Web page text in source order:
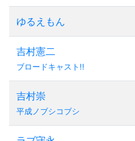
ゆるえもん
吉村憲二
ブロードキャスト!!
吉村崇
平成ノブシコブシ